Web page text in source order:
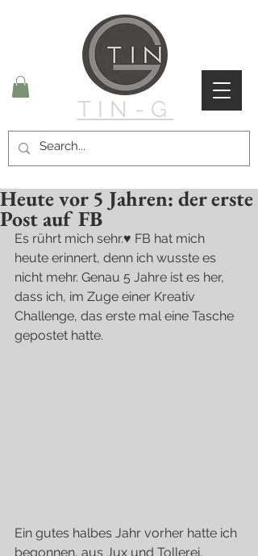
TIN-G
Heute vor 5 Jahren: der erste
Post auf FB
Es rührt mich sehr.♥ FB hat mich
heute erinnert, denn ich wusste es
nicht mehr. Genau 5 Jahre ist es her,
dass ich, im Zuge einer Kreativ
Challenge, das erste mal eine Tasche
gepostet hatte.
Ein gutes halbes Jahr vorher hatte ich
begonnen, aus Jux und Tollerei,